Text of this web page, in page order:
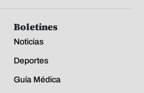
Boletines
Noticias
Deportes
Guía Médica